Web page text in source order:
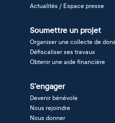
Actualités / Espace presse
Soumettre un projet
Organiser une collecte de dons
Défiscaliser ses travaux
Obtenir une aide financière
S'engager
Devenir bénévole
Nous rejoindre
Nous donner